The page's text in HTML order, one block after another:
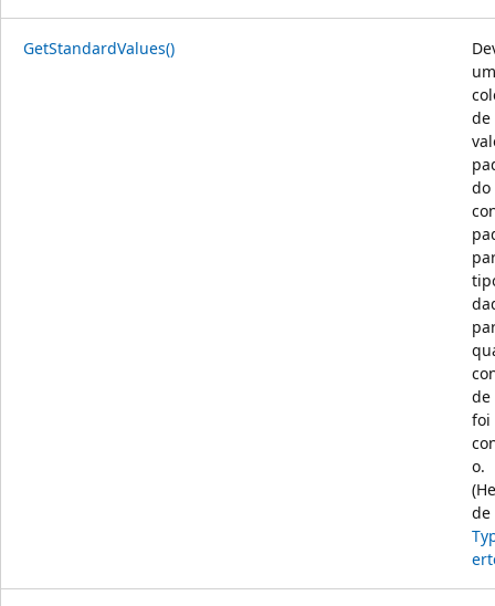
GetStandardValues()
de
do
de
foi
o.
de